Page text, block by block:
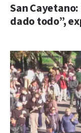
San
dado todo”,